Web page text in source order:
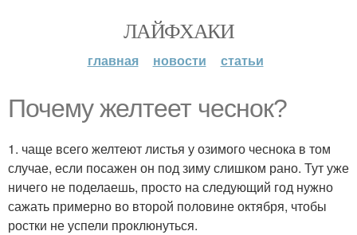
ЛАЙФХАКИ
главная новости статьи
Почему желтеет чеснок?
1. чаще всего желтеют листья у озимого чеснока в том
случае, если посажен он под зиму слишком рано. Тут уже
ничего не поделаешь, просто на следующий год нужно
сажать примерно во второй половине октября, чтобы
ростки не успели проклюнуться.